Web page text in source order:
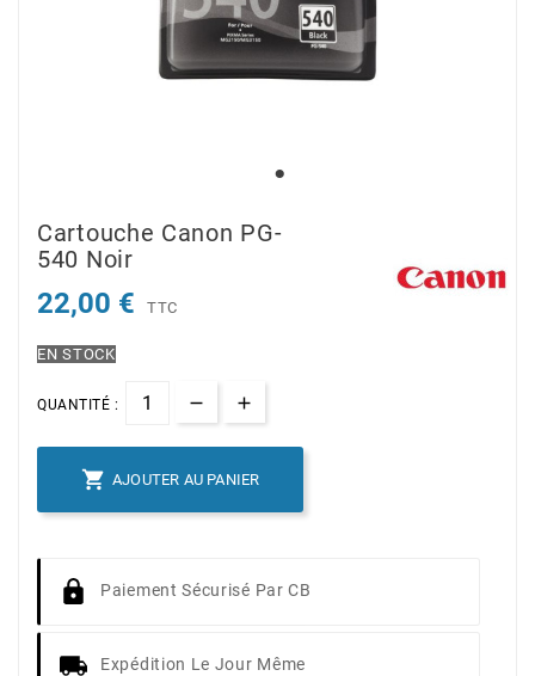
Cartouche Canon PG-
540 Noir
22,00 € TTC
EN STOCK
QUANTITÉ :
 AJOUTER AU PANIER
Paiement Sécurisé Par CB
Expédition Le Jour Même